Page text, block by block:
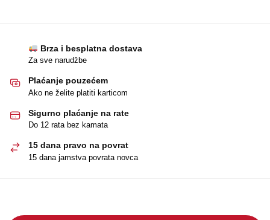
Brza i besplatna dostava
Za sve narudžbe
Plaćanje pouzećem
Ako ne želite platiti karticom
Sigurno plaćanje na rate
Do 12 rata bez kamata
15 dana pravo na povrat
15 dana jamstva povrata novca